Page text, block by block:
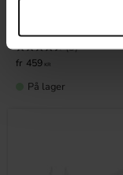
Knivindsats i hvidt
Bas-serien
Vurdering:(3)4.3 ud af
459 KR
På lager